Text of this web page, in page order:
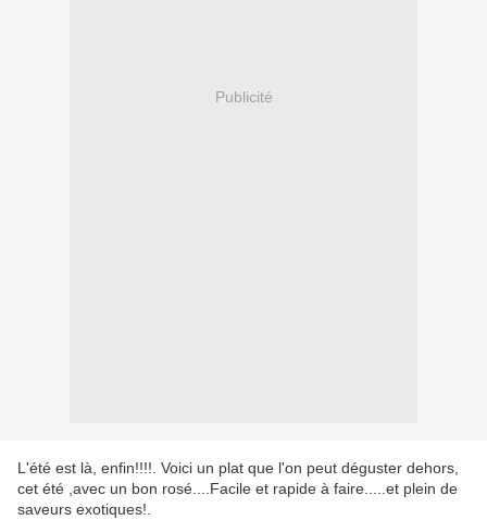
Publicité
L'été est là, enfin!!!!. Voici un plat que l'on peut déguster dehors,
cet été ,avec un bon rosé....Facile et rapide à faire.....et plein de
saveurs exotiques!.